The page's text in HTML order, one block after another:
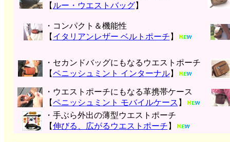
【 ルー・ウエストバッグ】
・コンパクト＆機能性
【 イタリアンレザー ベルトポーチ 】
・セカンドバッグにもなるウエストポーチ
【ペニッシュミント インターナル】
・ウエストポーチにもなる革携帯ケース
【ペニッシュミント モバイルケース 】
・手ぶら外出の薄型ウエストポーチ
【伸びる、広がるウエストポーチ 】